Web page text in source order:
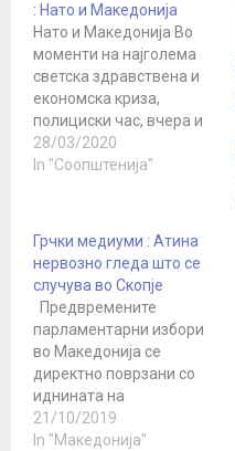
: Нато и Македонија
Нато и Македонија Во
моменти на најголема
светска здравствена и
економска криза,
полициски час, вчера и
официјално
С...Македонија стана
Скоро сите
парламентарни партии
што учествува во
процесот на менување
на Уставот, го
поздравија овој за нив
свечен чин и
реализирање на
триесетгодишниот
нивен…
28/03/2020
In "Соопштенија"
Грчки медиуми : Атина
нервозно гледа што се
случува во Скопје
Предвремените
парламентарни избори
во Македонија се
директно поврзани со
иднината на
Преспанскиот договор,
јавуваат денеска
21/10/2019
In "Македонија"